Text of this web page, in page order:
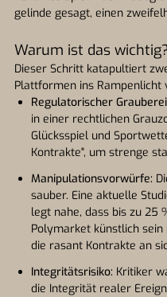
gelinde gesagt, einen
Warum ist das
Dieser Schritt katapultiert
Plattformen ins Rampenlicht
Regulatorischer
in einer rechtlichen
Glücksspiel und
Kontrakte", um strenge
Manipulationsvorwürfe:
sauber. Eine aktuelle
legt nahe, dass bis zu 25
Polymarket künstlich
die rasant Kontrakte an
Integritätsrisiko: Kritiker
die Integrität realer